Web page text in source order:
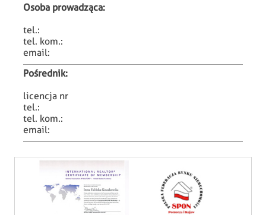
Osoba prowadząca:
tel.:
tel. kom.:
email:
Pośrednik:
licencja nr
tel.:
tel. kom.:
email: